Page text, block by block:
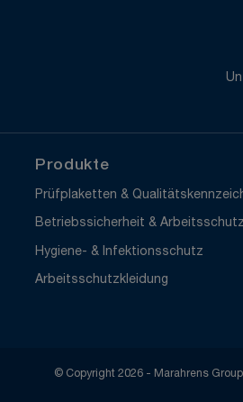
Produkte
Prüfplaketten &
Betriebssicherheit & Arbeitsschutz
Hygiene- & Infektionsschutz
Arbeitsschutzkleidung
© Copyright 2026 - Marahrens Group